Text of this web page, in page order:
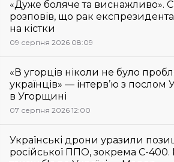
«Дуже боляче та виснажливо».
розповів, що рак
на кістки
09 серпня 2026 08:09
«В угорців ніколи не було
українців» — інтерв’ю з послом
в Угорщині
07 серпня 2026 12:00
Українські дрони уразили
російської ППО, зокрема С-400.